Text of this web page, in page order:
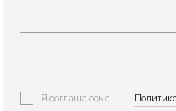
Я соглашаюсь с